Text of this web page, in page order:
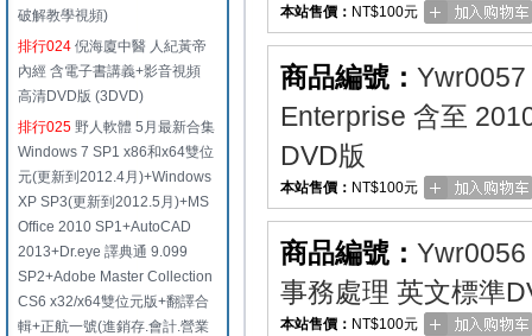
破解教學視頻)
排行024 倪海廈中醫 人紀黃帝
內經 含電子書講義+影音視頻
高清DVD版 (3DVD)
排行025 野人軟體 5月最新合集
Windows 7 SP1 x86和x64雙位
元(更新到2012.4月)+Windows
XP SP3(更新到2012.5月)+MS
Office 2010 SP1+AutoCAD
2013+Dr.eye 譯典通 9.099
SP2+Adobe Master Collection
CS6 x32/x64雙位元版+翻譯合
輯+正航一號(進銷存.會計.營業
本站售價： NT$100元
商品編號： Ywr0057
Enterprise 含至
DVD版
本站售價： NT$100元
商品編號： Ywr0056
事務處理 英文標準
本站售價： NT$100元